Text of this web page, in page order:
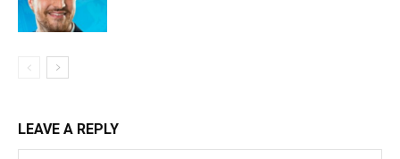
LEAVE A REPLY